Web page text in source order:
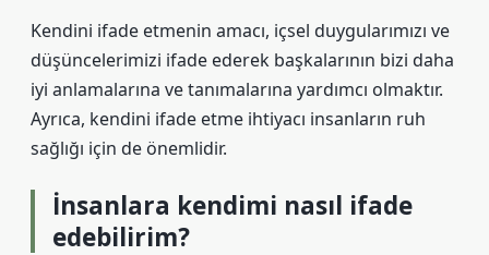
Kendini ifade etmenin amacı, içsel duygularımızı ve
düşüncelerimizi ifade ederek başkalarının bizi daha
iyi anlamalarına ve tanımalarına yardımcı olmaktır.
Ayrıca, kendini ifade etme ihtiyacı insanların ruh
sağlığı için de önemlidir.
İnsanlara kendimi nasıl ifade
edebilirim?